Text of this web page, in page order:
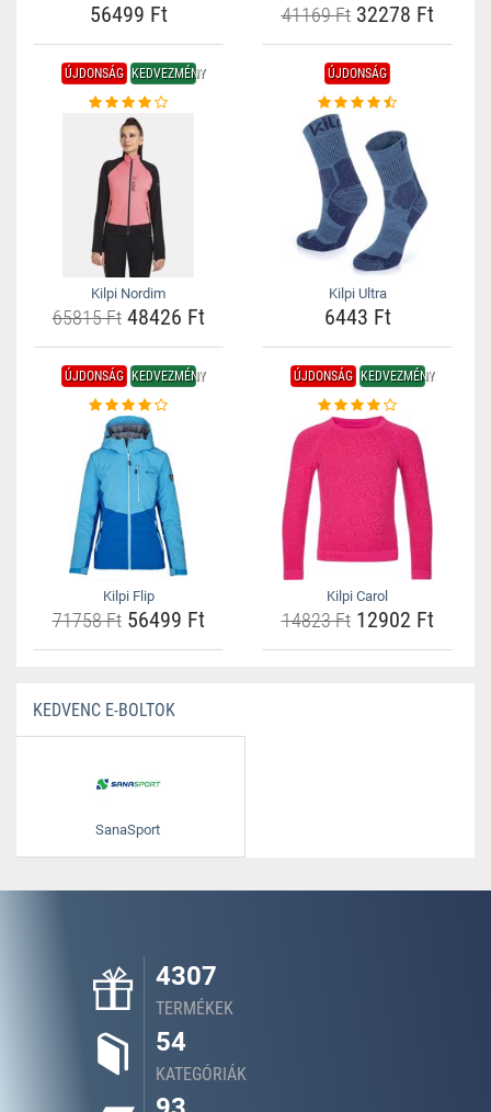
56499 Ft 41169 Ft32278 Ft
ÚJDONSÁG KEDVEZMÉNY
Kilpi Nordim
65815 Ft48426 Ft
ÚJDONSÁG
Kilpi Ultra
6443 Ft
ÚJDONSÁG KEDVEZMÉNY
Kilpi Flip
71758 Ft56499 Ft
ÚJDONSÁG KEDVEZMÉNY
Kilpi Carol
14823 Ft12902 Ft
KEDVENC E-BOLTOK
SanaSport
4307
TERMÉKEK
54
KATEGÓRIÁK